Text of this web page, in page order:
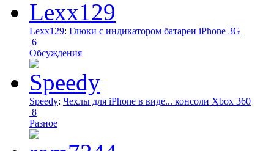
Lexx129: Глюки с индикатором батареи iPhone 3G
6
Обсуждения
Speedy: Чехлы для iPhone в виде... консоли Xbox 360
8
Разное